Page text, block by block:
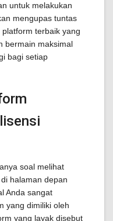
untuk melakukan
mengupas tuntas
terbaik yang
bermain maksimal
bagi setiap
soal melihat
halaman depan
Anda sangat
yang dimiliki oleh
yang layak disebut